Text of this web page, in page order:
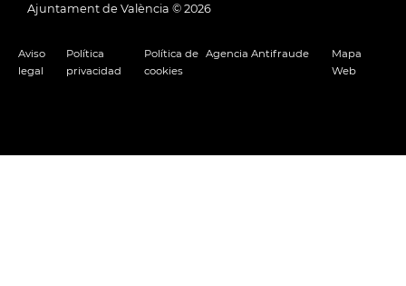
Ajuntament de València © 2026
Aviso
legal
Política
privacidad
Política de
cookies
Agencia Antifraude
Mapa
Web